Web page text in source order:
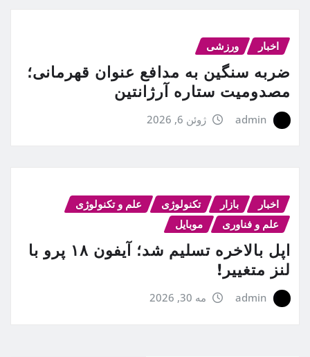
اخبار ورزشی
ضربه سنگین به مدافع عنوان قهرمانی؛
مصدومیت ستاره آرژانتین
admin ژوئن 6, 2026
اخبار بازار تکنولوژی
علم و تکنولوژی
علم و فناوری
موبایل
اپل بالاخره تسلیم شد؛ آیفون ۱۸ پرو با
لنز متغییر!
admin مه 30, 2026